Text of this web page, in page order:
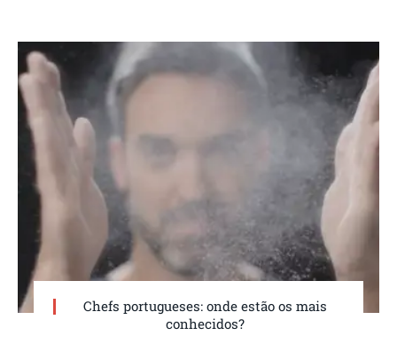
Chefs portugueses: onde estão os mais
conhecidos?